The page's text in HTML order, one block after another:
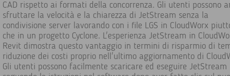
CAD rispetto ai formati della concorrenza. Gli utenti possono
sfruttare la velocità e la chiarezza di JetStream senza la
condivisione server lavorando con i file LGS in CloudWorx
che in un progetto Cyclone. L'esperienza JetStream in
Revit dimostra questo vantaggio in termini di risparmio di
riduzione dei costi proprio nell'ultimo aggiornamento di
Gli utenti possono facilmente scaricare ed eseguire JetStream